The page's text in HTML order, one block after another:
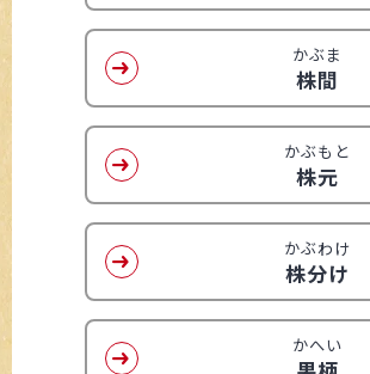
かぶま
株間
かぶもと
株元
かぶわけ
株分け
かへい